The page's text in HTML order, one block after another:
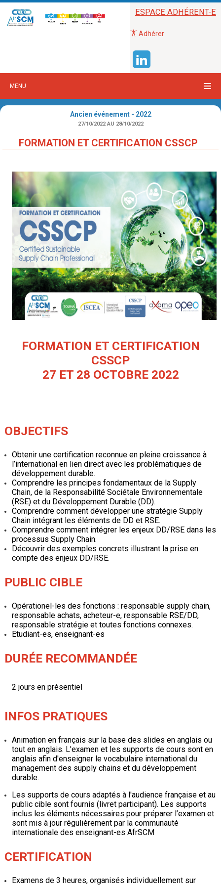
ESPACE ADHÉRENT-E
Adhérer
MENU
Ancien événement - 2022
27/10/2022AU 28/10/2022
FORMATION ET CERTIFICATION CSSCP
FORMATION ET CERTIFICATION
CSSCP
27 ET 28 OCTOBRE 2022
OBJECTIFS
Obtenir une certification reconnue en pleine croissance à
l’international en lien direct avec les problématiques de
développement durable.
Comprendre les principes fondamentaux de la Supply
Chain, de la Responsabilité Sociétale Environnementale
(RSE) et du Développement Durable (DD).
Comprendre comment développer une stratégie Supply
Chain intégrant les éléments de DD et RSE.
Comprendre comment intégrer les enjeux DD/RSE dans les
processus Supply Chain.
Découvrir des exemples concrets illustrant la prise en
compte des enjeux DD/RSE.
PUBLIC CIBLE
Opérationel-les des fonctions : responsable supply chain,
responsable achats, acheteur-e, responsable RSE/DD,
responsable stratégie et toutes fonctions connexes.
Etudiant-es, enseignant-es
DURÉE RECOMMANDÉE
2 jours en présentiel
INFOS PRATIQUES
Animation en français sur la base des slides en anglais ou
tout en anglais. L'examen et les supports de cours sont en
anglais afin d'enseigner le vocabulaire international du
management des supply chains et du développement
durable.
Les supports de cours adaptés à l'audience française et au
public cible sont fournis (livret participant). Les supports
inclus les éléments nécessaires pour préparer l’examen et
sont mis à jour régulièrement par la communauté
internationale des enseignant-es AfrSCM
CERTIFICATION
Examens de 3 heures, organisés individuellement sur